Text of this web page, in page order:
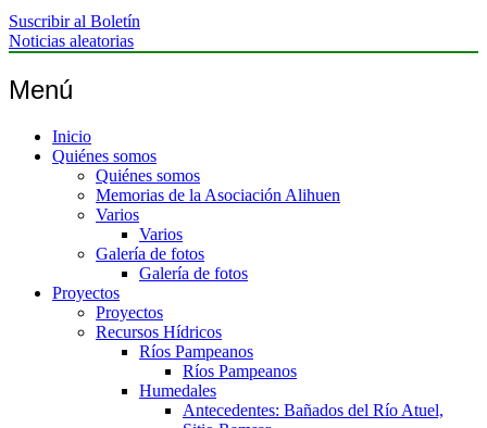
Suscribir al Boletín
Noticias aleatorias
Menú
Inicio
Quiénes somos
Quiénes somos
Memorias de la Asociación Alihuen
Varios
Varios
Galería de fotos
Galería de fotos
Proyectos
Proyectos
Recursos Hídricos
Ríos Pampeanos
Ríos Pampeanos
Humedales
Antecedentes: Bañados del Río Atuel,